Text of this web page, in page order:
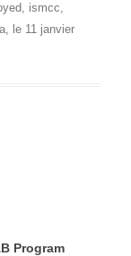
, ismcc,
, le 11 janvier
Program